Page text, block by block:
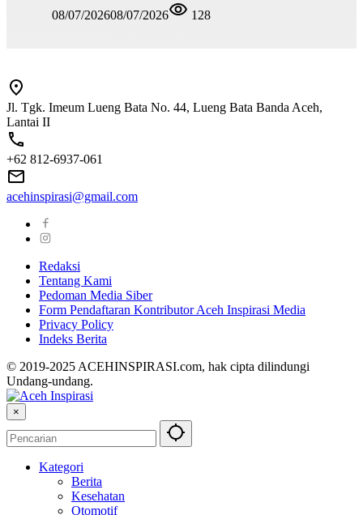
08/07/202608/07/2026 128
Jl. Tgk. Imeum Lueng Bata No. 44, Lueng Bata Banda Aceh,
Lantai II
+62 812-6937-061
acehinspirasi@gmail.com
Redaksi
Tentang Kami
Pedoman Media Siber
Form Pendaftaran Kontributor Aceh Inspirasi Media
Privacy Policy
Indeks Berita
© 2019-2025 ACEHINSPIRASI.com, hak cipta dilindungi
Undang-undang.
×
Kategori
Berita
Kesehatan
Otomotif